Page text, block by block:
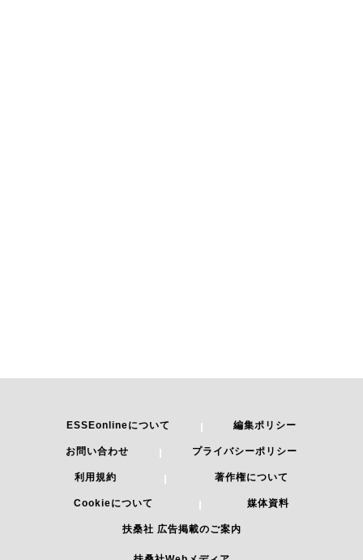
ESSEonlineについて 編集ポリシー
お問い合わせ プライバシーポリシー
利用規約 著作権について
Cookieについて 媒体資料
扶桑社 広告掲載のご案内